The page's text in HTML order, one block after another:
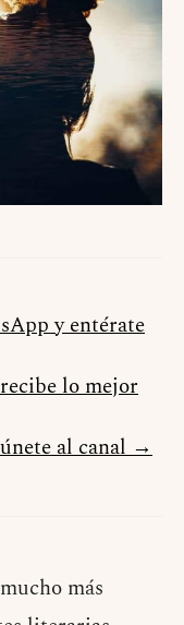
y entérate
lo mejor
al canal →
más